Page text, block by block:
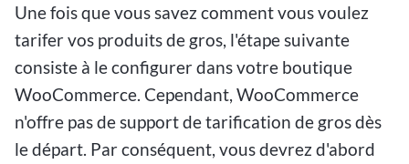
Une fois que vous savez comment vous voulez
tarifer vos produits de gros, l'étape suivante
consiste à le configurer dans votre boutique
WooCommerce. Cependant, WooCommerce
n'offre pas de support de tarification de gros dès
le départ. Par conséquent, vous devrez d'abord